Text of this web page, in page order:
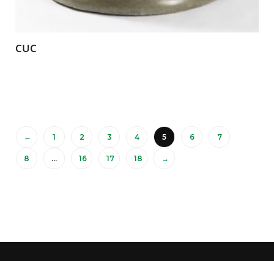
CUC
← 1 2 3 4 5 6 7
8 … 16 17 18 →